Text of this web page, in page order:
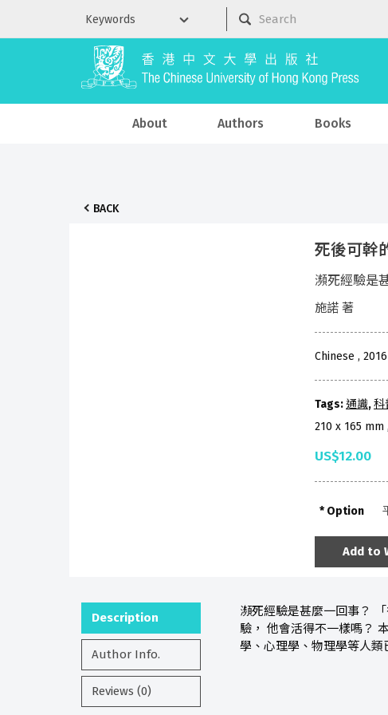
About Authors Books
BACK
死後可幹
瀕死經驗是
施諾 著
Chinese ,
Tags:通識,科
210 x 165 mm
US$12.00
Option
Add to
Description
Author Info.
Reviews (0)
瀕死經驗是甚麼一回事？
驗， 他會活得不一樣嗎？
學、心理學、物理學等人類